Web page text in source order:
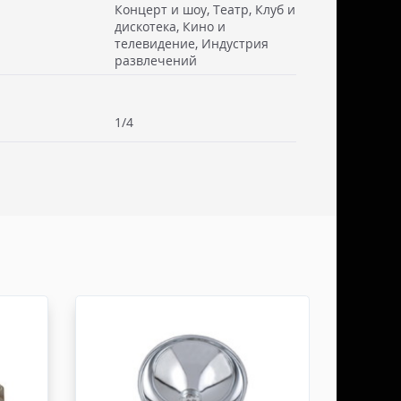
см. Стоимость доставки включаем в товар.
от суммы заказа не менее 50.000 руб,
не более 100х100х80 см. Заявку оформляет
быть приложена доверенность. Документы
Концерт и шоу, Театр, Клуб и
дискотека, Кино и
телевидение, Индустрия
развлечений
1/4